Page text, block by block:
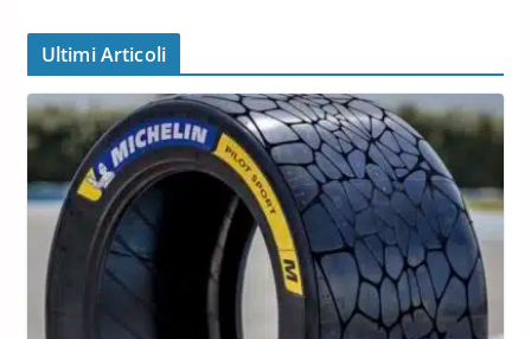
Ultimi Articoli